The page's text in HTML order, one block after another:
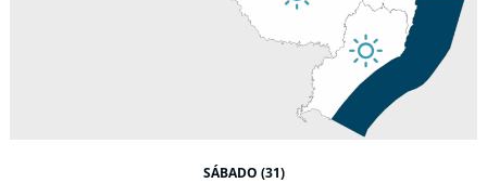
SÁBADO (31)